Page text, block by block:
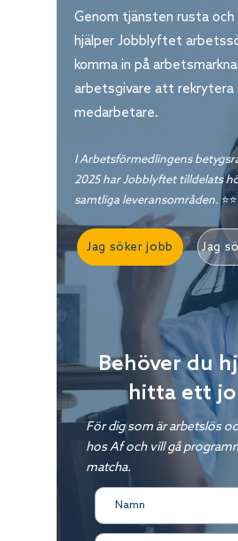
Genom tjänsten rusta och
hjälper Jobblyftet
komma in på
arbetsgivare att rekrytera
medarbetare.
I Arbetsförmedlingens
2025 har Jobblyftet tilldelats
samtliga leveransområden.
Jag söker jobb Jag
Behöver du
hitta ett
För dig som är arbetslös
hos Af och vill gå
matcha.